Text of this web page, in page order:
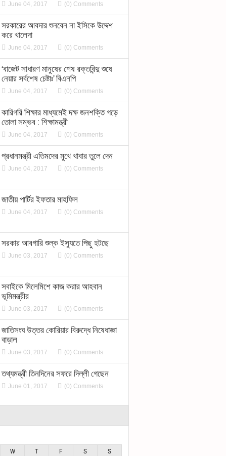
June 04, 2017 (0) Comments
সরকারের আবদার শুনবেন না ইসিকে উদ্দেশ
করে খালেদা
June 04, 2017 (0) Comments
‘বাজেট সাধারণ মানুষের শেষ রক্তবিন্দু শুষে
নেয়ার সর্বশেষ চেষ্টাঃ’ বিএনপি
June 04, 2017 (0) Comments
কারিগরি শিক্ষার মাধ্যমেই দক্ষ জনশক্তি গড়ে
তোলা সম্ভব : শিক্ষামন্ত্রী
June 04, 2017 (0) Comments
প্রধানমন্ত্রী এতিমদের মুখে খাবার তুলে দেন
June 04, 2017 (0) Comments
জাতীয় পার্টির ইফতার মাহফিল
June 04, 2017 (0) Comments
সরকার আবগারি শুল্ক ইস্যুতে পিছু হটছে
June 03, 2017 (0) Comments
সবাইকে মিলেমিশে কাজ করার আহবান
ভূমিমন্ত্রীর
June 03, 2017 (0) Comments
জাতিসংঘ উত্তর কোরিয়ার বিরুদ্ধে নিষেধাজ্ঞা
বাড়াল
June 03, 2017 (0) Comments
তথ্যমন্ত্রী তিনদিনের সফরে দিল্লী গেছেন
June 01, 2017 (0) Comments
W T F S S